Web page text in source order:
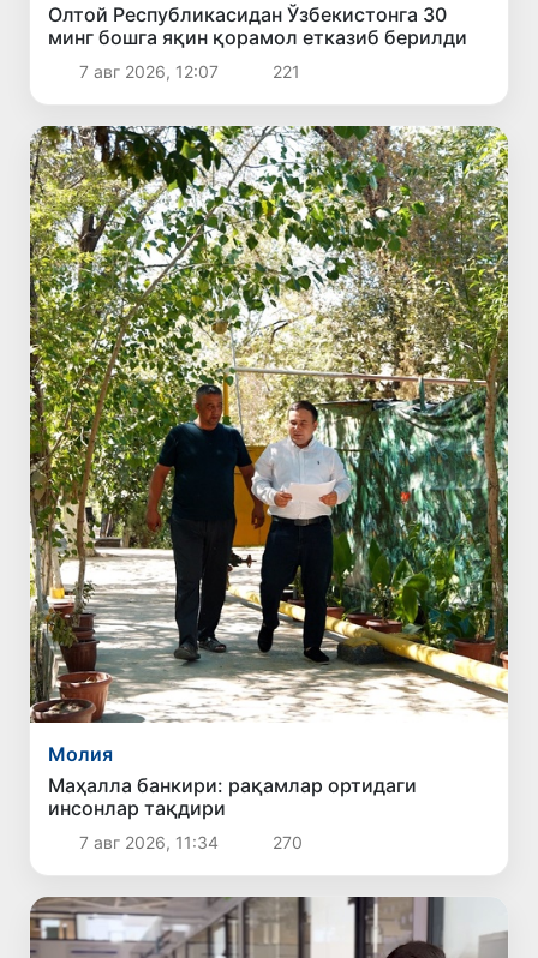
Олтой Республикасидан Ўзбекистонга 30
минг бошга яқин қорамол етказиб берилди
7 авг 2026, 12:07 221
Молия
Маҳалла банкири: рақамлар ортидаги
инсонлар тақдири
7 авг 2026, 11:34 270